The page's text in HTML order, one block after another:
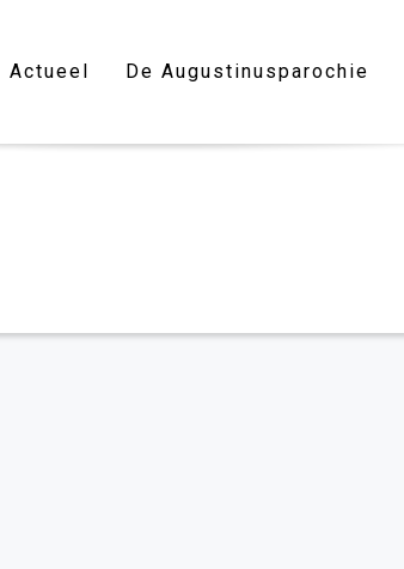
Actueel De Augustinusparochie